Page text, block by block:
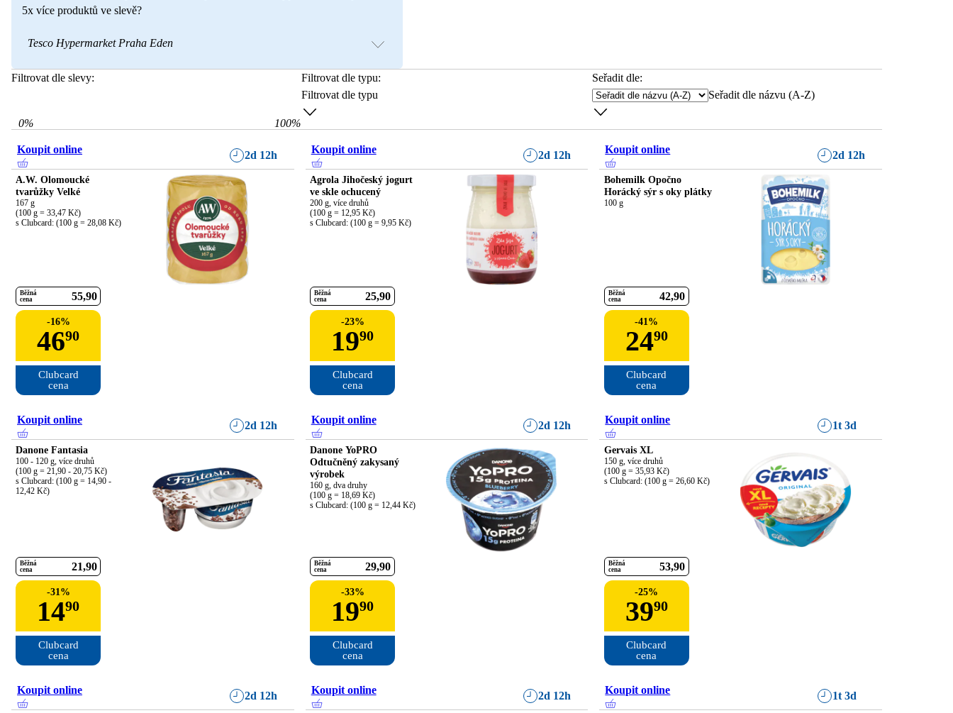
5x více produktů ve slevě?
Tesco Hypermarket Praha Eden
Filtrovat dle slevy:
0% 100%
Filtrovat dle typu:
Filtrovat dle typu
Seřadit dle:
Seřadit dle názvu (A-Z)
Koupit online 2d 12h
A.W. Olomoucké
tvarůžky Velké
167 g
(100 g = 33,47 Kč)
s Clubcard: (100 g = 28,08 Kč)
Běžná
cena
55 90
-16%
4690
Clubcard
cena
Koupit online 2d 12h
Agrola Jihočeský jogurt
ve skle ochucený
200 g, více druhů
(100 g = 12,95 Kč)
s Clubcard: (100 g = 9,95 Kč)
Běžná
cena
25 90
-23%
1990
Clubcard
cena
Koupit online 2d 12h
Bohemilk Opočno
Horácký sýr s oky plátky
100 g
Běžná
cena
42 90
-41%
2490
Clubcard
cena
Koupit online 2d 12h
Danone Fantasia
100 - 120 g, více druhů
(100 g = 21,90 - 20,75 Kč)
s Clubcard: (100 g = 14,90 -
12,42 Kč)
Běžná
cena
21 90
-31%
1490
Clubcard
cena
Koupit online 2d 12h
Danone YoPRO
Odtučněný zakysaný
výrobek
160 g, dva druhy
(100 g = 18,69 Kč)
s Clubcard: (100 g = 12,44 Kč)
Běžná
cena
29 90
-33%
1990
Clubcard
cena
Koupit online 1t 3d
Gervais XL
150 g, více druhů
(100 g = 35,93 Kč)
s Clubcard: (100 g = 26,60 Kč)
Běžná
cena
53 90
-25%
3990
Clubcard
cena
Koupit online 2d 12h Koupit online 2d 12h Koupit online 1t 3d